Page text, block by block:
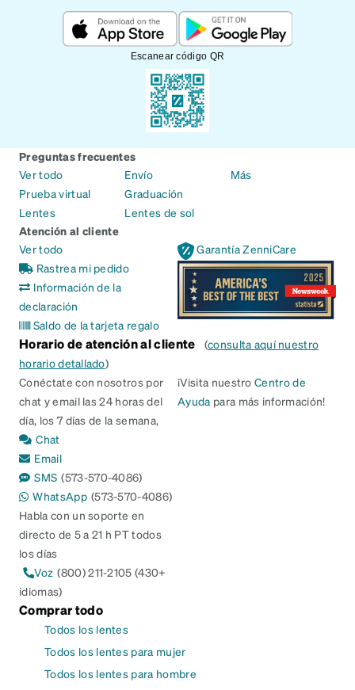
Escanear código QR
Preguntas frecuentes
Ver todo
Prueba virtual
Lentes
Envío
Graduación
Lentes de sol
Más
Atención al cliente
Ver todo
Rastrea mi pedido
Información de la
declaración
Saldo de la tarjeta regalo
Garantía ZenniCare
Horario de atención al cliente (consulta aquí nuestro
horario detallado)
Conéctate con nosotros por
chat y email las 24 horas del
día, los 7 días de la semana,
Chat
Email
SMS (573-570-4086)
WhatsApp (573-570-4086)
Habla con un soporte en
directo de 5 a 21 h PT todos
los días
Voz (800) 211-2105 (430+
idiomas)
¡Visita nuestroCentro de
Ayuda para más información!
Comprar todo
Todos los lentes
Todos los lentes para mujer
Todos los lentes para hombre